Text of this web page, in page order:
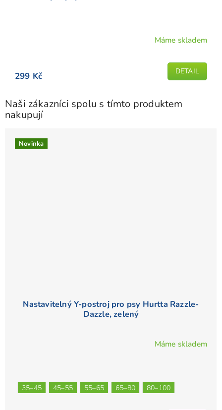
Máme skladem
299 Kč DETAIL
Naši zákazníci spolu s tímto produktem
nakupují
Novinka
Nastavitelný Y-postroj pro psy Hurtta Razzle-
Dazzle, zelený
Máme skladem
35–45 45–55 55–65 65–80 80–100